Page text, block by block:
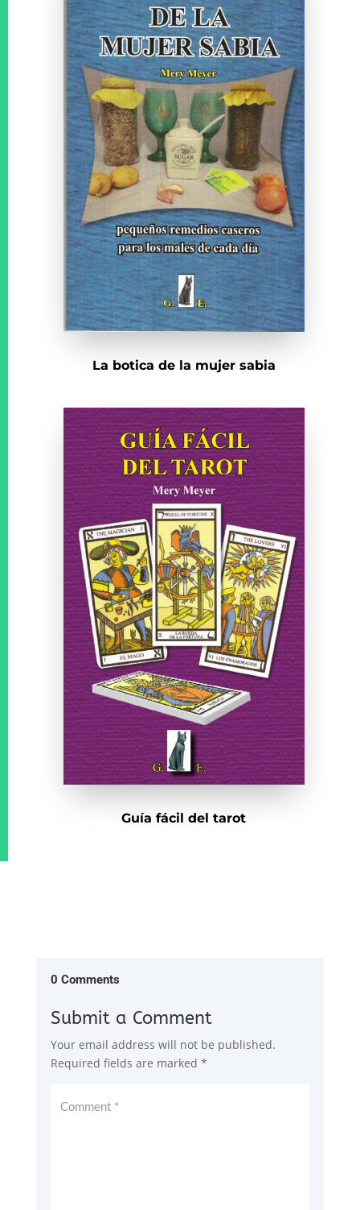
La botica de la mujer sabia
Guía fácil del tarot
0 Comments
Submit a Comment
Your email address will not be published.
Required fields are marked *